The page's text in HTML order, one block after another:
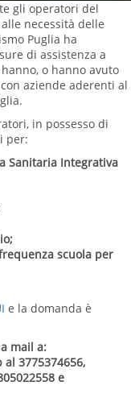
gli operatori del
necessità delle
Puglia ha
di assistenza a
o hanno avuto
aziende aderenti al
in possesso di
per:
Sanitaria Integrativa
scuola per
e la domanda è
mail a:
3775374656,
e